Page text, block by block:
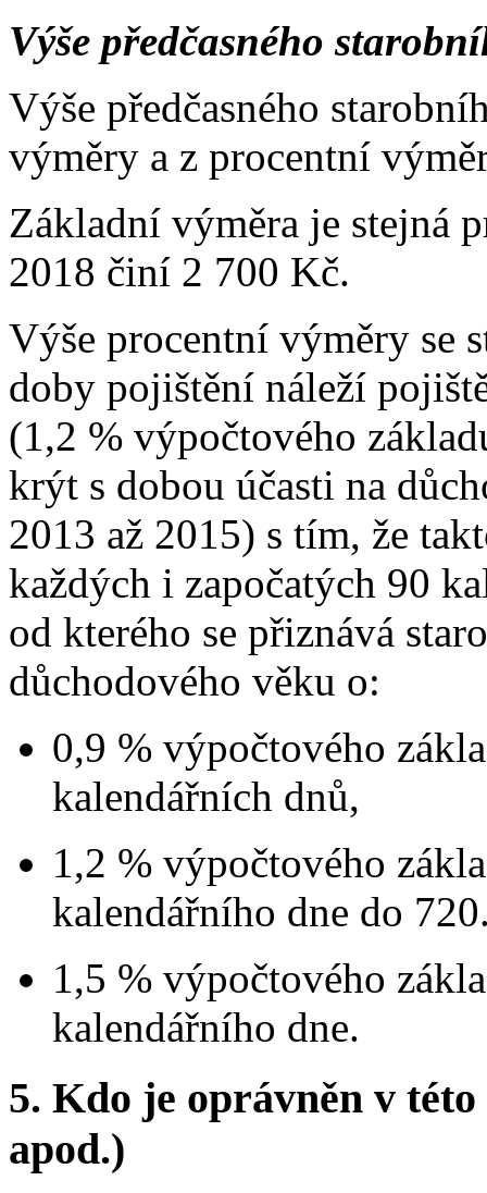
Výše předčasného
Výše předčasného
výměry a z procentní
Základní výměra je stejná
2018 činí 2 700 Kč.
Výše procentní výměry se
doby pojištění náleží
(1,2 % výpočtového
krýt s dobou účasti na
2013 až 2015) s tím, že
každých i započatých 90
od kterého se přiznává
důchodového věku o:
0,9 % výpočtového
kalendářních dnů,
1,2 % výpočtového
kalendářního dne do
1,5 % výpočtového
kalendářního dne.
5. Kdo je oprávněn v
apod.)